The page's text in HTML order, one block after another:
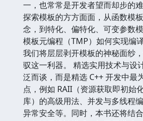
一，也常常是开发者望而却步的
探索模板的方方面面，从函数模
念，到特化、偏特化、可变参数
模板元编程（TMP）如何实现编
我们将层层剥开模板的神秘面纱
驭这一利器。 精选实用技术与设
泛而谈，而是精选 C++ 开发中最
点，例如 RAII（资源获取即初始
库）的高级用法、并发与多线程
异常安全等。同时，本书还将结